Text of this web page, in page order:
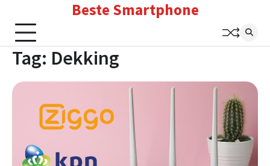
content
Beste Smartphone
Tag: Dekking